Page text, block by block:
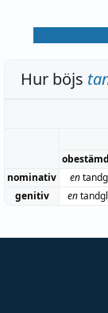
Hur böjs
nominativ
en
genitiv
en